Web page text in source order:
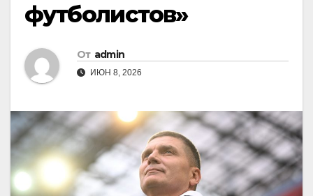
футболистов»
От admin
ИЮН 8, 2026